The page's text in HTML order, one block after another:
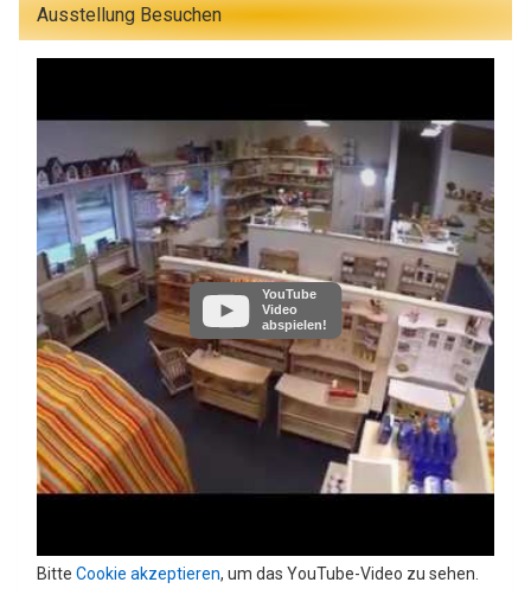
Ausstellung Besuchen
YouTube
Video
abspielen!
Bitte Cookie akzeptieren, um das YouTube-Video zu sehen.